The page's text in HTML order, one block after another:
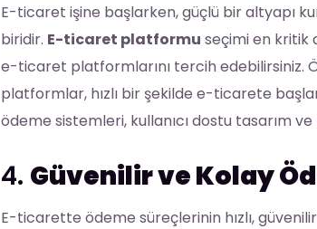
E-ticaret işine başlarken, güçlü bir altyapı
biridir. E-ticaret platformu seçimi en kritik
e-ticaret platformlarını tercih edebilirsiniz.
platformlar, hızlı bir şekilde e-ticarete
ödeme sistemleri, kullanıcı dostu tasarım
4. Güvenilir ve Kolay
E-ticarette ödeme süreçlerinin hızlı,